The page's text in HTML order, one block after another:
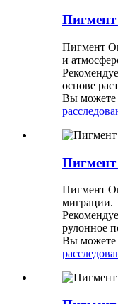
Пигмент
Пигмент
и
основе
Вы можете
Пигмент
Пигмент
миграции.
рулонное
Вы можете